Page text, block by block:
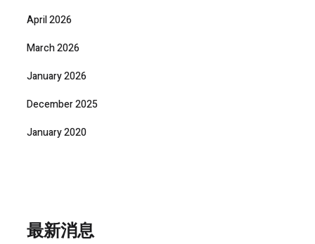
April 2026
March 2026
January 2026
December 2025
January 2020
最新消息